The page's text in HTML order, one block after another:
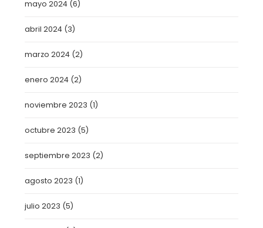
mayo 2024 (6)
abril 2024 (3)
marzo 2024 (2)
enero 2024 (2)
noviembre 2023 (1)
octubre 2023 (5)
septiembre 2023 (2)
agosto 2023 (1)
julio 2023 (5)